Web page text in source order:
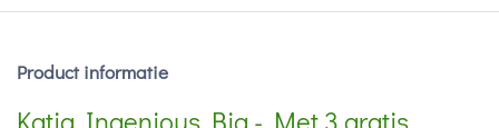
Product informatie
Katia Ingenious Big - Met 3 gratis